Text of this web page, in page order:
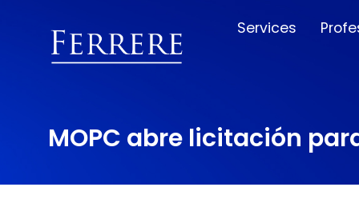
Services
MOPC abre licitación